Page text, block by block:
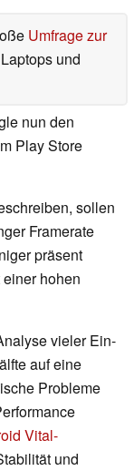
Umfrage zur
und
nun den
Play Store
sollen
Framerate
präsent
hohen
vieler Ein-
auf eine
Probleme
Vital-
und